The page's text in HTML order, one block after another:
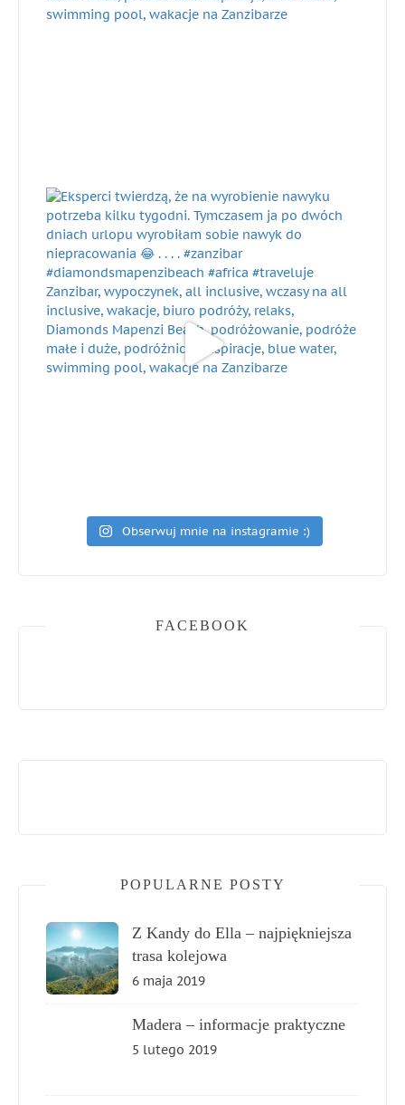
Obserwuj mnie na instagramie :)
FACEBOOK
POPULARNE POSTY
Z Kandy do Ella – najpiękniejsza
trasa kolejowa
6 maja 2019
Madera – informacje praktyczne
5 lutego 2019